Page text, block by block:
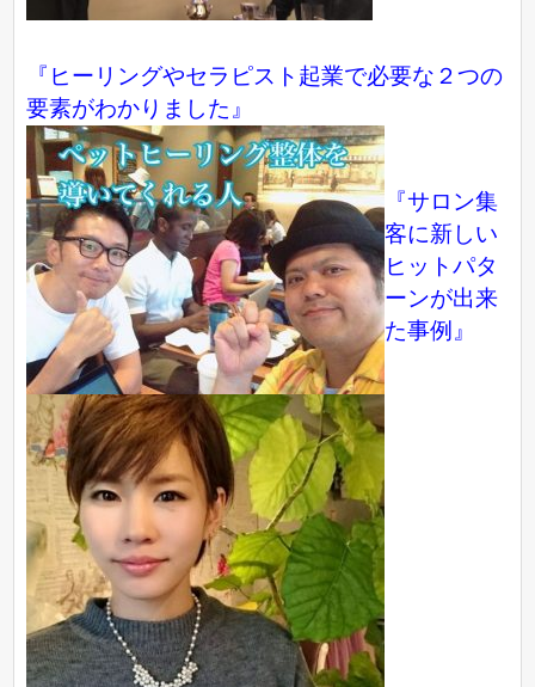
『ヒーリングやセラピスト起業で必要な２つの
要素がわかりました』
『サロン集
客に新しい
ヒットパタ
ーンが出来
た事例』